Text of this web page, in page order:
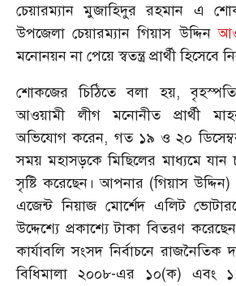
চেয়ারম্যান মুজাহিদুর রহমান এ
উপজেলা চেয়ারম্যান গিয়াস উদ্দিন
মনোনয়ন না পেয়ে স্বতন্ত্র প্রার্থী হিসেবে
শোকজের চিঠিতে বলা হয়,
আওয়ামী লীগ মনোনীত প্রার্থী
অভিযোগ করেন, গত ১৯ ও ২০ ডিসেম্বর
সময় মহাসড়কে মিছিলের মাধ্যমে যান
সৃষ্টি করেছেন। আপনার (গিয়াস উদ্দিন)
এজেন্ট নিয়াজ মোর্শেদ এলিট
উদ্দেশ্যে প্রকাশ্যে টাকা বিতরণ
কার্যাবলি সংসদ নির্বাচনে
বিধিমালা ২০০৮-এর ১০(ক) এবং